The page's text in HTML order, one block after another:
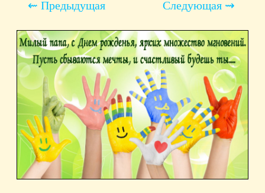
⇜ Предыдущая Следующая ⇝